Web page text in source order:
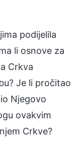
podijelila
li osnove za
Crkva
Je li pročitao
Njegovo
ovakvim
Crkve?